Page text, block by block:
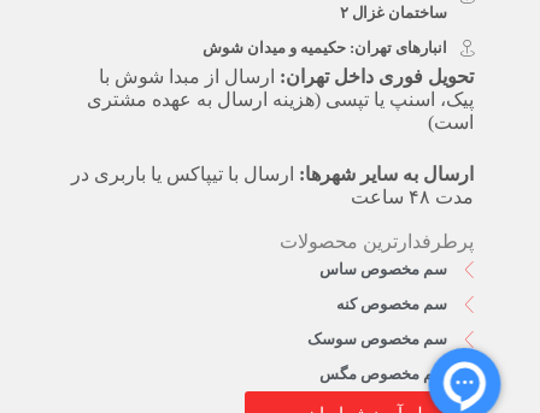
ساختمان غزال ۲
انبارهای تهران: حکیمیه و میدان شوش
تحویل فوری داخل تهران: ارسال از مبدا شوش با
پیک، اسنپ یا تپسی (هزینه ارسال به عهده مشتری
است)
ارسال به سایر شهرها: ارسال با تیپاکس یا باربری در
مدت ۴۸ ساعت
پرطرفدارترین محصولات
سم مخصوص ساس
سم مخصوص کنه
سم مخصوص سوسک
سم مخصوص مگس